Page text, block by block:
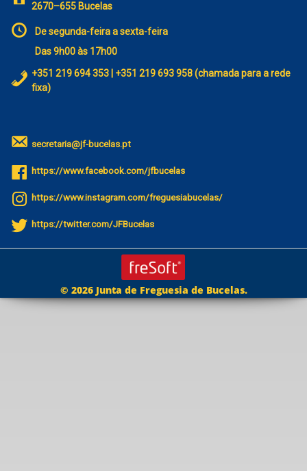
2670–655 Bucelas
De segunda-feira a sexta-feira
Das 9h00 às 17h00
+351 219 694 353 | +351 219 693 958 (chamada para a rede
fixa)
secretaria@jf-bucelas.pt
https://www.facebook.com/jfbucelas
https://www.instagram.com/freguesiabucelas/
https://twitter.com/JFBucelas
© 2026 Junta de Freguesia de Bucelas.